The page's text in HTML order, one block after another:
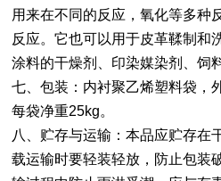
用来在不同的反应，氧化等多种
反应。它也可以用于皮革鞣制和
涂料的干燥剂、印染媒染剂、饲
七、包装：内衬聚乙烯塑料袋，
每袋净重25kg。
八、贮存与运输：本品应贮存在
载运输时要轻装轻放，防止包装